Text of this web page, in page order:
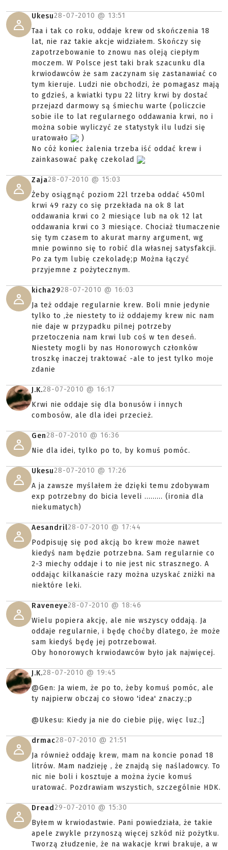
Ukesu28-07-2010 @ 13:51
Taa i tak co roku, oddaje krew od skończenia 18
lat, nie raz takie akcje widziałem. Skończy się
zapotrzebowanie to znowu nas oleją ciepłym
moczem. W Polsce jest taki brak szacunku dla
krwiodawców że sam zaczynam się zastanawiać co
tym kieruje. Ludzi nie obchodzi, że pomagasz mają
to gdzieś, a kwiatki typu 22 litry krwi by dostać
przejazd darmowy są śmiechu warte (policzcie
sobie ile to lat regularnego oddawania krwi, no i
można sobie wyliczyć ze statystyk ilu ludzi się
uratowało
)
No cóż koniec żalenia trzeba iść oddać krew i
zainkasować pakę czekolad
Zaja28-07-2010 @ 15:03
Żeby osiągnąć poziom 22l trzeba oddać 450ml
krwi 49 razy co się przekłada na ok 8 lat
oddawania krwi co 2 miesiące lub na ok 12 lat
oddawania krwi co 3 miesiące. Chociaż tłumaczenie
się tym czasem to akurat marny argument, wg
mnie powinno się to robić dla własnej satysfakcji.
Po za tym lubię czekoladę;p Można łączyć
przyjemne z pożytecznym.
kicha2928-07-2010 @ 16:03
Ja też oddaje regularnie krew. Boli mnie jedynie
tylko to ,że niestety to iż oddajemy krew nic nam
nie daje w przypadku pilnej potrzeby
przetoczenia nam krwi lub coś w ten deseń.
Niestety mogli by nas Honorowych członków
troszkę inaczej traktować -ale to jest tylko moje
zdanie
J.K.28-07-2010 @ 16:17
Krwi nie oddaje się dla bonusów i innych
combosów, ale dla idei przecież.
Gen28-07-2010 @ 16:36
Nie dla idei, tylko po to, by komuś pomóc.
Ukesu28-07-2010 @ 17:26
A ja zawsze myślałem że dzięki temu zdobywam
exp potrzebny do bicia leveli ......... (ironia dla
niekumatych)
Aesandril28-07-2010 @ 17:44
Podpisuję się pod akcją bo krew może nawet
kiedyś nam będzie potrzebna. Sam regularnie co
2-3 miechy oddaje i to nie jest nic strasznego. A
oddając kilkanaście razy można uzyskać zniżki na
niektóre leki.
Raveneye28-07-2010 @ 18:46
Wielu popiera akcję, ale nie wszyscy oddają. Ja
oddaje regularnie, i będę choćby dlatego, że może
sam kiedyś będę jej potrzebował.
Oby honorowych krwiodawców było jak najwięcej.
J.K.28-07-2010 @ 19:45
@Gen: Ja wiem, że po to, żeby komuś pomóc, ale
ty najpierw obczaj co słowo 'idea' znaczy.;p
@Ukesu: Kiedy ja nie do ciebie piję, więc luz.;]
drmac28-07-2010 @ 21:51
Ja również oddaję krew, mam na koncie ponad 18
litrów. Mam nadzieję , że znajdą się naśladowcy. To
nic nie boli i kosztuje a można życie komuś
uratować. Pozdrawiam wszystich, szczególnie HDK.
Dread29-07-2010 @ 15:30
Byłem w krwiodastwie. Pani powiedziała, że takie
apele zwykle przynoszą więcej szkód niż pożytku.
Tworzą złudzenie, że na wakacje krwi brakuje, a w